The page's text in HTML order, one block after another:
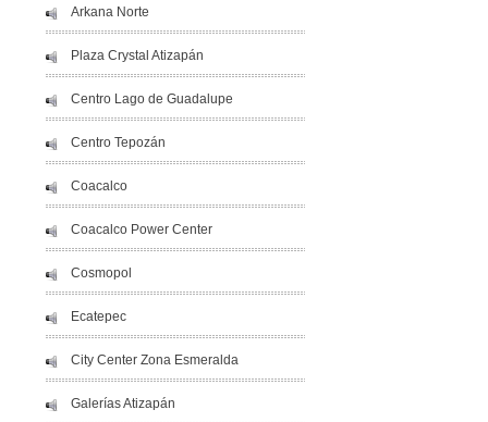
Arkana Norte
Plaza Crystal Atizapán
Centro Lago de Guadalupe
Centro Tepozán
Coacalco
Coacalco Power Center
Cosmopol
Ecatepec
City Center Zona Esmeralda
Galerías Atizapán